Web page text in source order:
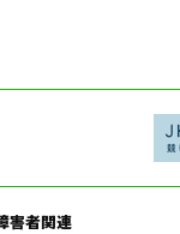
害者関連